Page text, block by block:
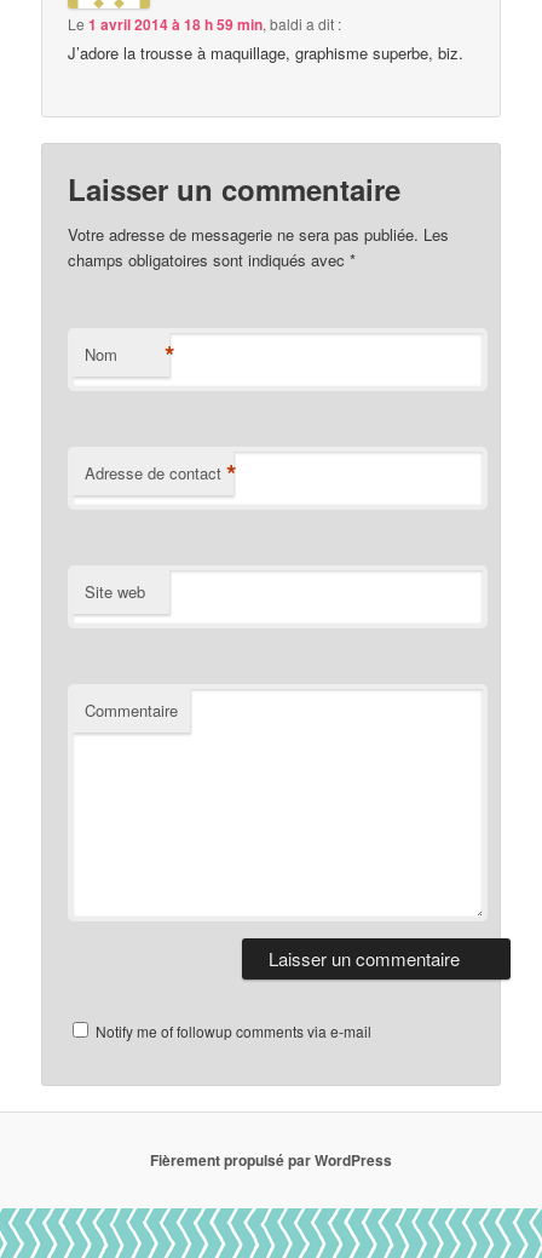
Le1 avril 2014 à 18 h 59 min,baldi a dit :
J’adore la trousse à maquillage, graphisme superbe, biz.
Laisser un commentaire
Votre adresse de messagerie ne sera pas publiée. Les
champs obligatoires sont indiqués avec*
Nom *
Adresse de contact *
Site web
Commentaire
Notify me of followup comments via e-mail
Fièrement propulsé par WordPress